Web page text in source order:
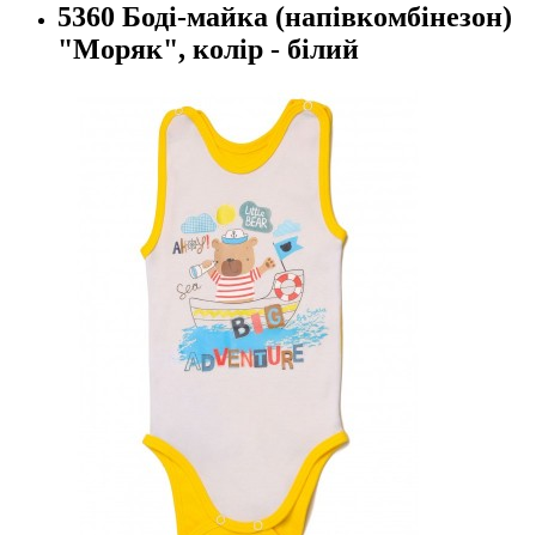
5360 Боді-майка (напівкомбінезон)
"Моряк", колір - білий